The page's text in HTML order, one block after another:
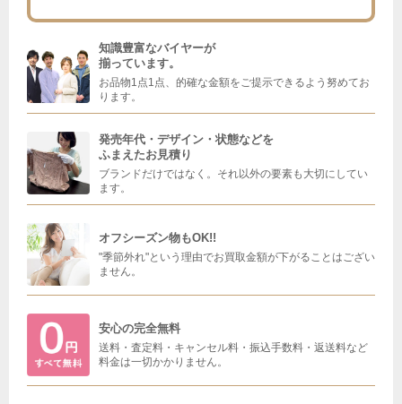
知識豊富なバイヤーが
揃っています。
お品物1点1点、的確な金額をご提示できるよう努めてお
ります。
発売年代・デザイン・状態などを
ふまえたお見積り
ブランドだけではなく。それ以外の要素も大切にしてい
ます。
オフシーズン物もOK!!
"季節外れ"という理由でお買取金額が下がることはござい
ません。
安心の完全無料
送料・査定料・キャンセル料・振込手数料・返送料など
料金は一切かかりません。